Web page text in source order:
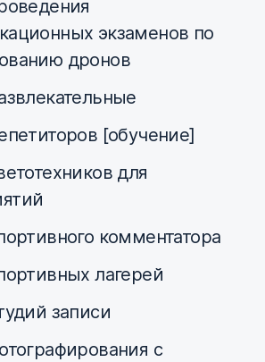
экзаменов по
дронов
[обучение]
для
комментатора
лагерей
записи
с